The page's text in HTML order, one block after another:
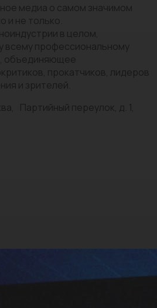
медиа о самом значимом
и не только.
в целом,
всему профессиональному
объединяющее
прокатчиков, лидеров
и зрителей.
Партийный переулок, д. 1,